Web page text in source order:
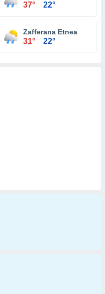
37° 22°
Zafferana Etnea
31° 22°